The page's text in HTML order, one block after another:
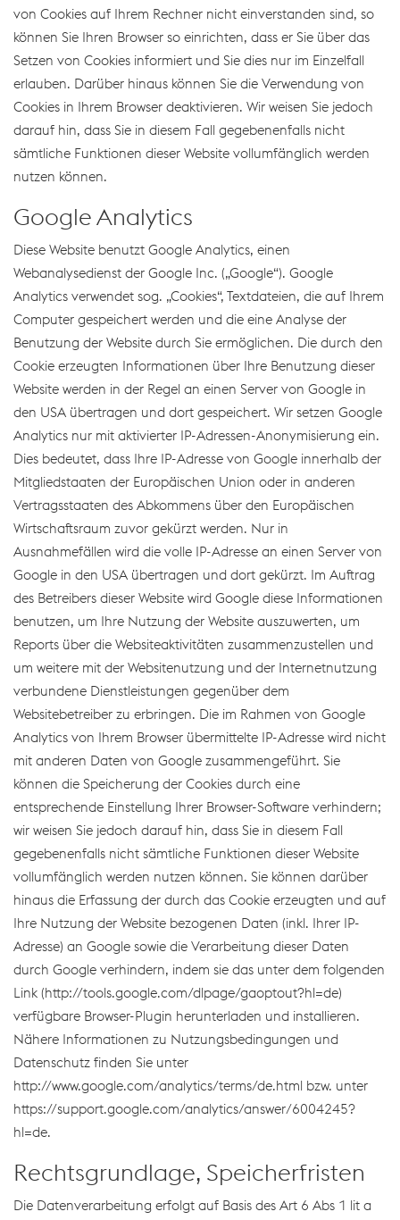
von Cookies auf Ihrem Rechner nicht einverstanden sind, so
können Sie Ihren Browser so einrichten, dass er Sie über das
Setzen von Cookies informiert und Sie dies nur im Einzelfall
erlauben. Darüber hinaus können Sie die Verwendung von
Cookies in Ihrem Browser deaktivieren. Wir weisen Sie jedoch
darauf hin, dass Sie in diesem Fall gegebenenfalls nicht
sämtliche Funktionen dieser Website vollumfänglich werden
nutzen können.
Google Analytics
Diese Website benutzt Google Analytics, einen
Webanalysedienst der Google Inc. („Google“). Google
Analytics verwendet sog. „Cookies“, Textdateien, die auf Ihrem
Computer gespeichert werden und die eine Analyse der
Benutzung der Website durch Sie ermöglichen. Die durch den
Cookie erzeugten Informationen über Ihre Benutzung dieser
Website werden in der Regel an einen Server von Google in
den USA übertragen und dort gespeichert. Wir setzen Google
Analytics nur mit aktivierter IP-Adressen-Anonymisierung ein.
Dies bedeutet, dass Ihre IP-Adresse von Google innerhalb der
Mitgliedstaaten der Europäischen Union oder in anderen
Vertragsstaaten des Abkommens über den Europäischen
Wirtschaftsraum zuvor gekürzt werden. Nur in
Ausnahmefällen wird die volle IP-Adresse an einen Server von
Google in den USA übertragen und dort gekürzt. Im Auftrag
des Betreibers dieser Website wird Google diese Informationen
benutzen, um Ihre Nutzung der Website auszuwerten, um
Reports über die Websiteaktivitäten zusammenzustellen und
um weitere mit der Websitenutzung und der Internetnutzung
verbundene Dienstleistungen gegenüber dem
Websitebetreiber zu erbringen. Die im Rahmen von Google
Analytics von Ihrem Browser übermittelte IP-Adresse wird nicht
mit anderen Daten von Google zusammengeführt. Sie
können die Speicherung der Cookies durch eine
entsprechende Einstellung Ihrer Browser-Software verhindern;
wir weisen Sie jedoch darauf hin, dass Sie in diesem Fall
gegebenenfalls nicht sämtliche Funktionen dieser Website
vollumfänglich werden nutzen können. Sie können darüber
hinaus die Erfassung der durch das Cookie erzeugten und auf
Ihre Nutzung der Website bezogenen Daten (inkl. Ihrer IP-
Adresse) an Google sowie die Verarbeitung dieser Daten
durch Google verhindern, indem sie das unter dem folgenden
Link (http://tools.google.com/dlpage/gaoptout?hl=de)
verfügbare Browser-Plugin herunterladen und installieren.
Nähere Informationen zu Nutzungsbedingungen und
Datenschutz finden Sie unter
http://www.google.com/analytics/terms/de.html bzw. unter
https://support.google.com/analytics/answer/6004245?
hl=de.
Rechtsgrundlage, Speicherfristen
Die Datenverarbeitung erfolgt auf Basis des Art 6 Abs 1 lit a